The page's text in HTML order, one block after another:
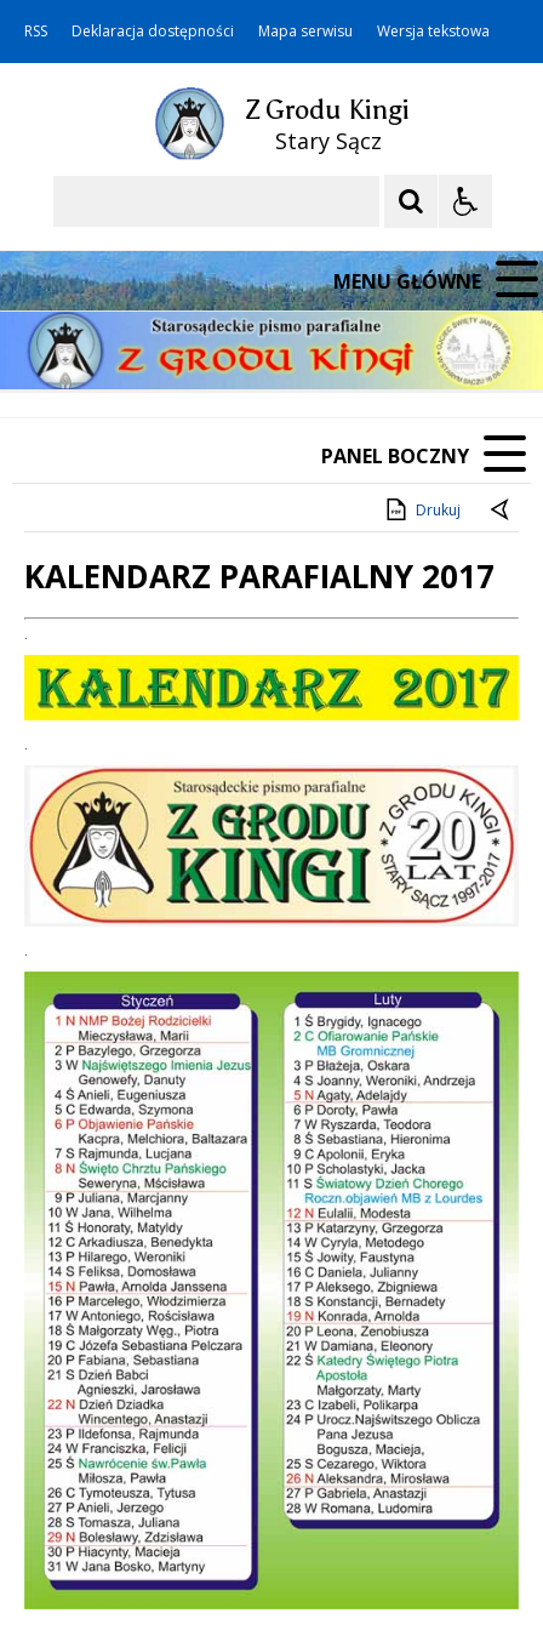
RSS Deklaracja dostępności Mapa serwisu Wersja tekstowa
Z Grodu Kingi
Stary Sącz
MENU GŁÓWNE
PANEL BOCZNY
Drukuj
KALENDARZ PARAFIALNY 2017
Treść
.
.
.